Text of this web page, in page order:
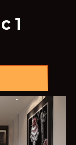
1